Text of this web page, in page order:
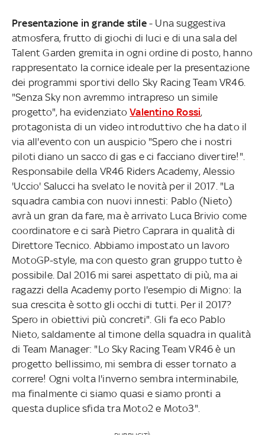
Presentazione in grande stile- Una suggestiva
atmosfera, frutto di giochi di luci e di una sala del
Talent Garden gremita in ogni ordine di posto, hanno
rappresentato la cornice ideale per la presentazione
dei programmi sportivi dello Sky Racing Team VR46.
"Senza Sky non avremmo intrapreso un simile
progetto", ha evidenziatoValentino Rossi,
protagonista di un video introduttivo che ha dato il
via all'evento con un auspicio "Spero che i nostri
piloti diano un sacco di gas e ci facciano divertire!".
Responsabile della VR46 Riders Academy, Alessio
'Uccio' Salucci ha svelato le novità per il 2017. "La
squadra cambia con nuovi innesti: Pablo (Nieto)
avrà un gran da fare, ma è arrivato Luca Brivio come
coordinatore e ci sarà Pietro Caprara in qualità di
Direttore Tecnico. Abbiamo impostato un lavoro
MotoGP-style, ma con questo gran gruppo tutto è
possibile. Dal 2016 mi sarei aspettato di più, ma ai
ragazzi della Academy porto l'esempio di Migno: la
sua crescita è sotto gli occhi di tutti. Per il 2017?
Spero in obiettivi più concreti". Gli fa eco Pablo
Nieto, saldamente al timone della squadra in qualità
di Team Manager: "Lo Sky Racing Team VR46 è un
progetto bellissimo, mi sembra di esser tornato a
correre! Ogni volta l'inverno sembra interminabile,
ma finalmente ci siamo quasi e siamo pronti a
questa duplice sfida tra Moto2 e Moto3".